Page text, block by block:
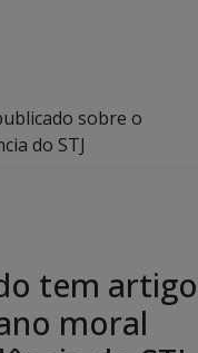
sobre o
do STJ
tem artigo
moral